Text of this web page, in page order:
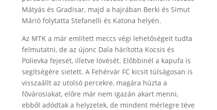
Mátyás és Gradisar, majd a hajrában Berki és Simut
Márió folytatta Stefanelli és Katona helyén.
Az MTK a már említett meccs végi lehetőségeit tudta
felmutatni, de az újonc Dala hárította Kocsis és
Polievka fejesét, illetve lövését. Előbbinél a kapufa is
segítségére sietett. A Fehérvár FC kicsit túlságosan is
visszaállt az utolsó percekre, magára húzta a
fővárosiakat, előre már nem igazán akart menni,
ebből adódtak a helyzetek, de mindent mérlegre téve